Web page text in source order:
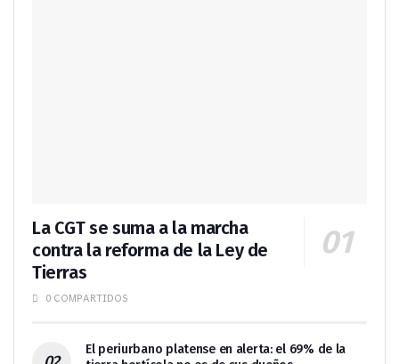
La CGT se suma a la marcha
contra la reforma de la Ley de
Tierras
0 COMPARTIDOS
El periurbano platense en alerta: el 69% de la